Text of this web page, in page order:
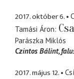
2017. október 6.
Tamási Áron
Parászka Miklós
Czintos Bálint
2017. május 12.